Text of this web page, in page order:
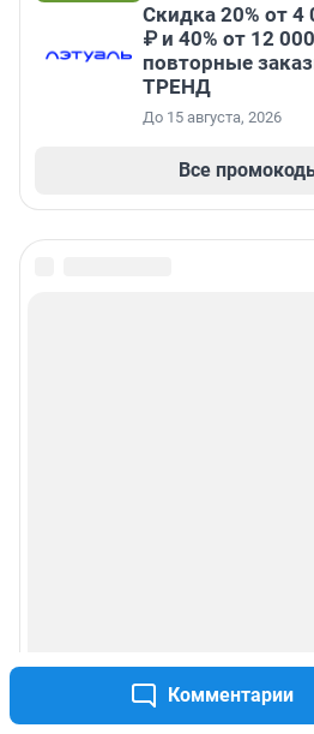
Комментарии
Скидка 20% от 4
₽ и 40% от 12
повторные
ТРЕНД
До 15 августа, 2026
Все